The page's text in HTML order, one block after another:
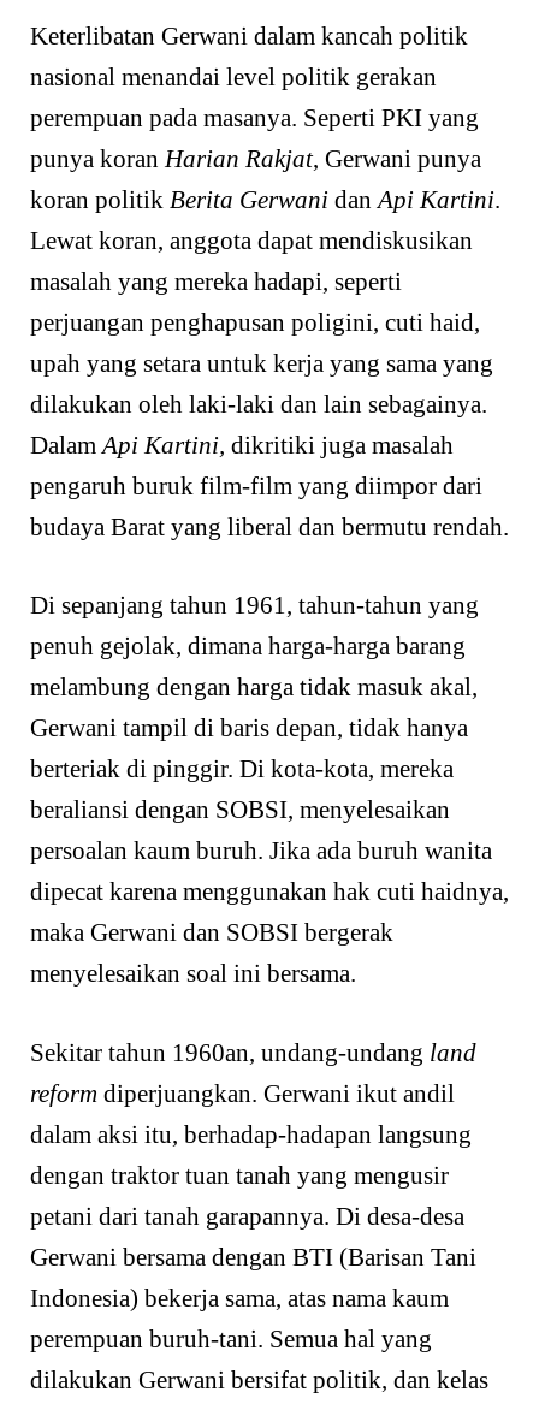
Keterlibatan Gerwani dalam kancah politik
nasional menandai level politik gerakan
perempuan pada masanya. Seperti PKI yang
punya koranHarian Rakjat, Gerwani punya
koran politik Berita Gerwani dan Api Kartini.
Lewat koran, anggota dapat mendiskusikan
masalah yang mereka hadapi, seperti
perjuangan penghapusan poligini, cuti haid,
upah yang setara untuk kerja yang sama yang
dilakukan oleh laki-laki dan lain sebagainya.
DalamApi Kartini, dikritiki juga masalah
pengaruh buruk film-film yang diimpor dari
budaya Barat yang liberal dan bermutu rendah.
Di sepanjang tahun 1961, tahun-tahun yang
penuh gejolak, dimana harga-harga barang
melambung dengan harga tidak masuk akal,
Gerwani tampil di baris depan, tidak hanya
berteriak di pinggir. Di kota-kota, mereka
beraliansi dengan SOBSI, menyelesaikan
persoalan kaum buruh. Jika ada buruh wanita
dipecat karena menggunakan hak cuti haidnya,
maka Gerwani dan SOBSI bergerak
menyelesaikan soal ini bersama.
Sekitar tahun 1960an, undang-undang land
reform diperjuangkan. Gerwani ikut andil
dalam aksi itu, berhadap-hadapan langsung
dengan traktor tuan tanah yang mengusir
petani dari tanah garapannya. Di desa-desa
Gerwani bersama dengan BTI (Barisan Tani
Indonesia) bekerja sama, atas nama kaum
perempuan buruh-tani. Semua hal yang
dilakukan Gerwani bersifat politik, dan kelas